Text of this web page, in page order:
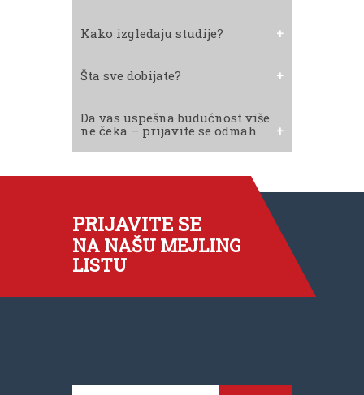
Kako izgledaju studije?
Šta sve dobijate?
Da vas uspešna budućnost više
ne čeka – prijavite se odmah
PRIJAVITE SE
NA NAŠU MEJLING
LISTU